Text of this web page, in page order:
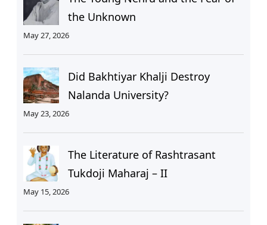
the Unknown
May 27, 2026
Did Bakhtiyar Khalji Destroy
Nalanda University?
May 23, 2026
The Literature of Rashtrasant
Tukdoji Maharaj – II
May 15, 2026